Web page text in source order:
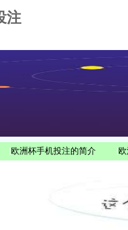
注
欧洲杯手机投注的简介